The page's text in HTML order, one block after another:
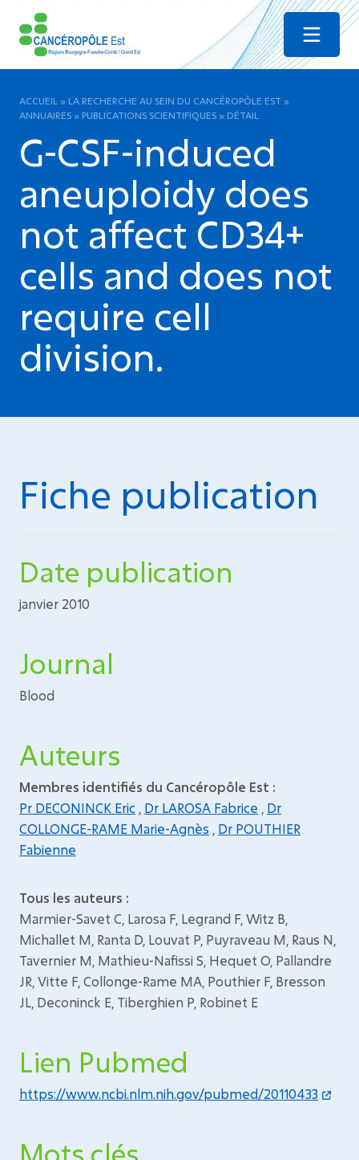
Menu
ACCUEIL » LA RECHERCHE AU SEIN DU CANCÉROPÔLE EST »
ANNUAIRES » PUBLICATIONS SCIENTIFIQUES » DÉTAIL
G-CSF-induced
aneuploidy does
not affect CD34+
cells and does not
require cell
division.
Fiche publication
Date publication
janvier 2010
Journal
Blood
Auteurs
Membres identifiés du Cancéropôle Est :
Pr DECONINCK Eric Dr LAROSA Fabrice
Dr
COLLONGE-RAME Marie-Agnès
Dr POUTHIER
Fabienne
Tous les auteurs :
Marmier-Savet C, Larosa F, Legrand F, Witz B,
Michallet M, Ranta D, Louvat P, Puyraveau M, Raus N,
Tavernier M, Mathieu-Nafissi S, Hequet O, Pallandre
JR, Vitte F, Collonge-Rame MA, Pouthier F, Bresson
JL, Deconinck E, Tiberghien P, Robinet E
Lien Pubmed
https://www.ncbi.nlm.nih.gov/pubmed/20110433